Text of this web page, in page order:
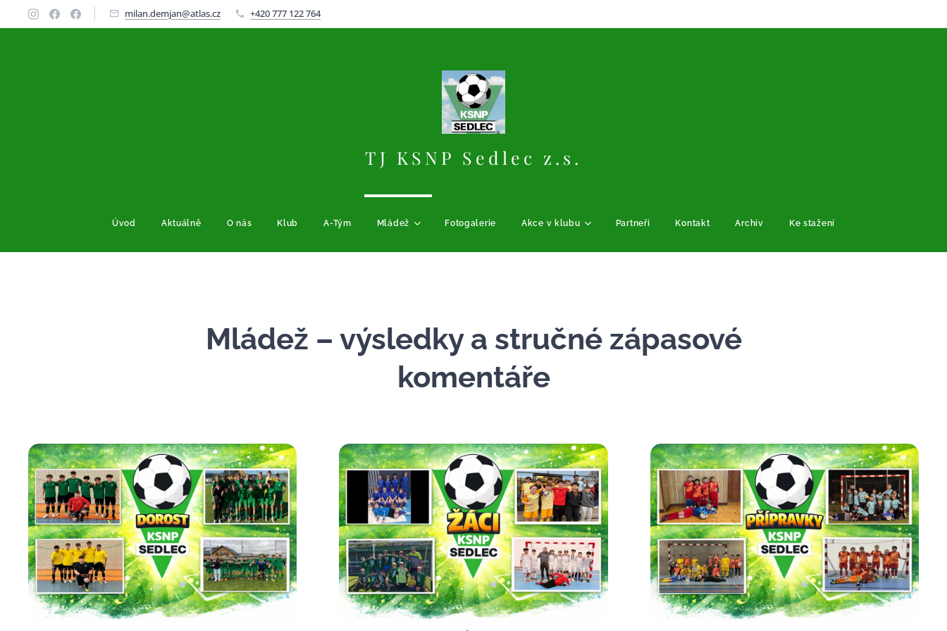
milan.demjan@atlas.cz +420 777 122 764
TJ KSNP Sedlec z.s.
Úvod Aktuálně O nás Klub A-Tým Mládež Fotogalerie Akce v klubu Partneři Kontakt Archiv Ke stažení
Mládež – výsledky a stručné zápasové
komentáře